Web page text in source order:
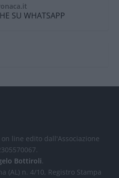
SU WHATSAPP
line edito dall'Associazione
Bottiroli.
(AL) n. 4/10, Registro Stampa